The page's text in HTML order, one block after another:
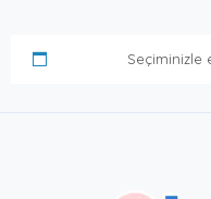
Seçiminizle